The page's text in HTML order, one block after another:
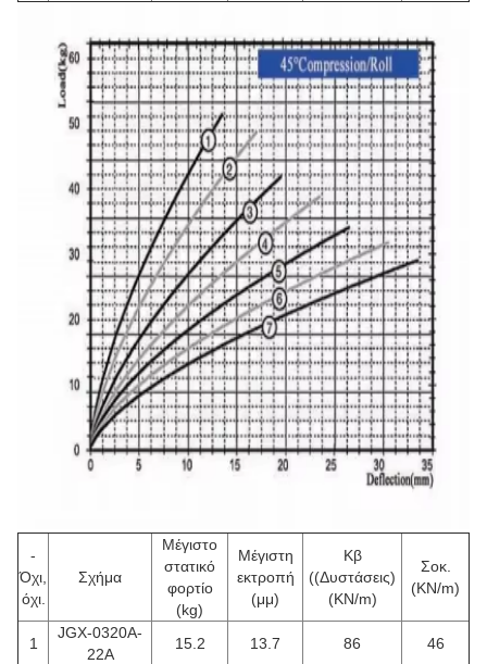
-
Όχι,
όχι.
Σχήμα
Μέγιστο
στατικό
φορτίο
(kg)
Μέγιστη
εκτροπή
(μμ)
Κβ
((Δυστάσεις)
(KN/m)
Σοκ.
(KN/m)
1
JGX-0320A-
22A
15.2 13.7 86 46